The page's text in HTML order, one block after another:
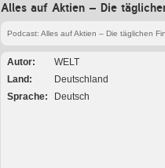
Alles auf Aktien – Die
Podcast: Alles auf Aktien – Die täglichen
Autor
WELT
Land
Deutschland
Sprache
Deutsch